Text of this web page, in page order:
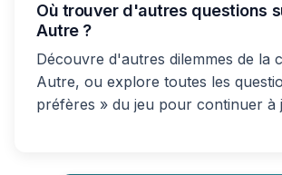
Où trouver d'autres questions
Autre ?
Découvre d'autres dilemmes de la
Autre, ou explore toutes les
préfères » du jeu pour continuer à